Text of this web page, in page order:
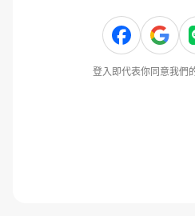
登入即代表你同意我們